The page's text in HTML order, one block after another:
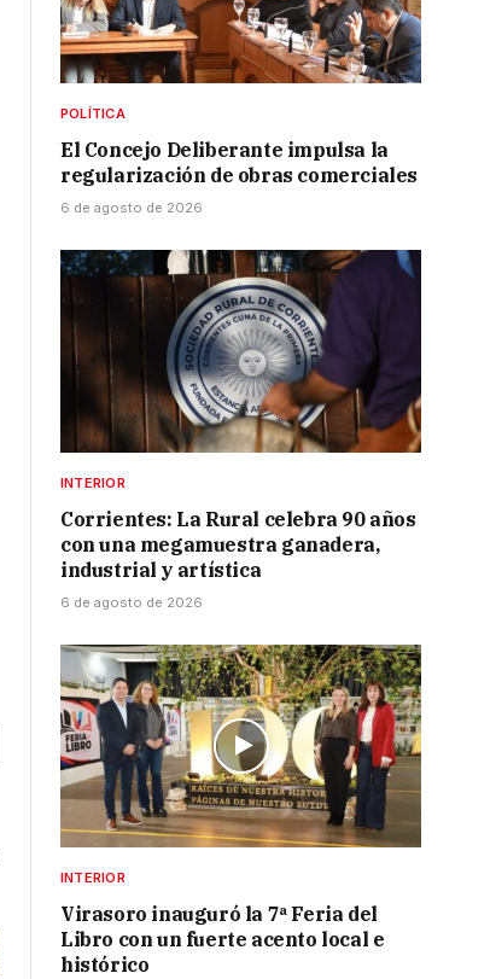
POLÍTICA
El Concejo Deliberante impulsa la
regularización de obras comerciales
6 de agosto de 2026
INTERIOR
Corrientes: La Rural celebra 90 años
con una megamuestra ganadera,
industrial y artística
6 de agosto de 2026
INTERIOR
Virasoro inauguró la 7ª Feria del
Libro con un fuerte acento local e
histórico